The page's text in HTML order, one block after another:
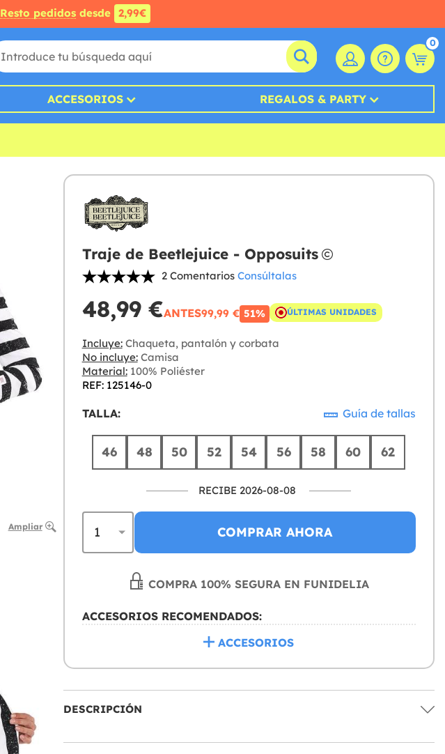
Resto pedidosdesde 2,99€
0
ACCESORIOS REGALOS & PARTY
Ampliar
Traje de Beetlejuice - Opposuits
2 Comentarios Consúltalas
48,99 €ANTES99,99 € 51% ÚLTIMAS UNIDADES
Incluye:Chaqueta, pantalón y corbata
No incluye:Camisa
Material:100% Poliéster
REF: 125146-0
TALLA: Guía de tallas
46 48 50 52 54 56 58 60 62
RECIBE 2026-08-08
COMPRAR AHORA
COMPRA 100% SEGURA EN FUNIDELIA
ACCESORIOS RECOMENDADOS:
ACCESORIOS
DESCRIPCIÓN